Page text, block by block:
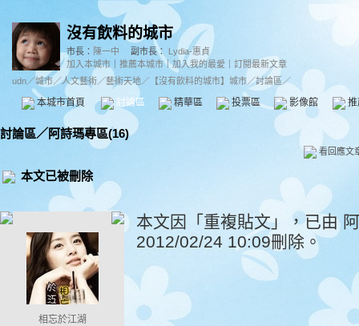
沒有飲料的城市
市長： 陳一中 副市長：
Lydia-惠貞
加入本城市
推薦本城市｜加入我的最愛
訂閱最新文章
udn／城市／人文藝術／藝術天地／ 【沒有飲料的城市】城市／討論區／
本城市首頁 討論區 精華區 投票區 影像館
討論區／阿詩瑪專區(16)
看回應文
本文已被刪除
相忘於江湖
本文因「重複貼文」，已由
2012/02/24 10:09刪除。